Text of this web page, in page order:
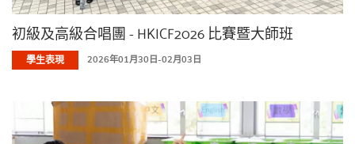
初級及高級合唱團 - HKICF2026 比賽暨大師班
學生表現 2026年01月30日-02月03日